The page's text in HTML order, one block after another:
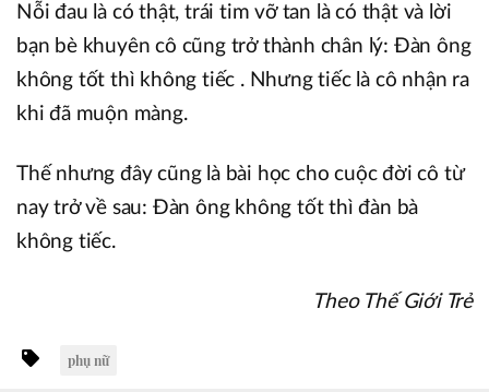
Nỗi đau là có thật, trái tim vỡ tan là có thật và lời
bạn bè khuyên cô cũng trở thành chân lý: Đàn ông
không tốt thì không tiếc . Nhưng tiếc là cô nhận ra
khi đã muộn màng.
Thế nhưng đây cũng là bài học cho cuộc đời cô từ
nay trở về sau: Đàn ông không tốt thì đàn bà
không tiếc.
Theo Thế Giới Trẻ
phụ nữ